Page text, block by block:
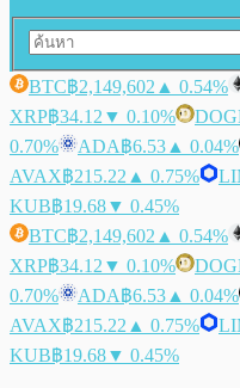
BTC฿2,149,602 ▲ 0.54%
XRP฿34.12 ▼ 0.10%
0.70%
ADA฿6.53 ▲ 0.04%
AVAX฿215.22 ▲ 0.75%
KUB฿19.68▼ 0.45%
BTC฿2,149,602 ▲ 0.54%
XRP฿34.12 ▼ 0.10%
0.70%
ADA฿6.53 ▲ 0.04%
AVAX฿215.22 ▲ 0.75%
KUB฿19.68▼ 0.45%